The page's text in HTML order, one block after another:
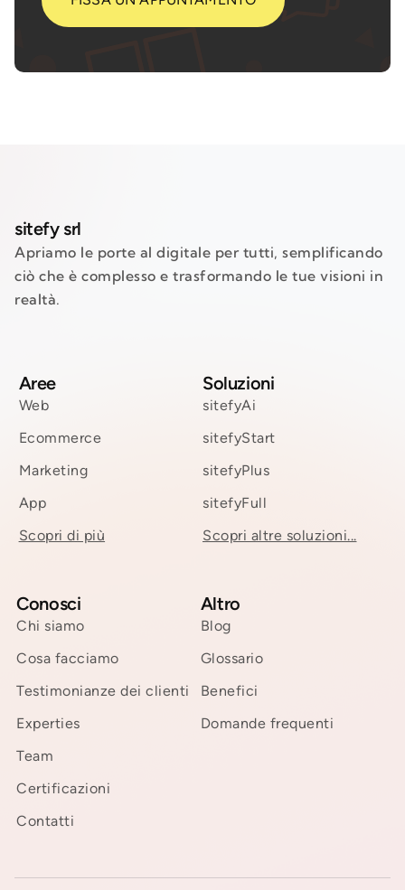
sitefy srl
Apriamo le porte al digitale per tutti, semplificando
ciò che è complesso e trasformando le tue visioni in
realtà.
Aree
Web
Ecommerce
Marketing
App
Scopri di più
Soluzioni
sitefyAi
sitefyStart
sitefyPlus
sitefyFull
Scopri altre soluzioni...
Conosci
Chi siamo
Cosa facciamo
Testimonianze dei clienti
Experties
Team
Certificazioni
Contatti
Altro
Blog
Glossario
Benefici
Domande frequenti